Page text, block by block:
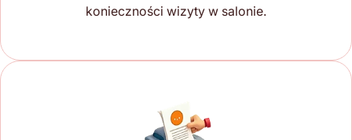
konieczności wizyty w salonie.